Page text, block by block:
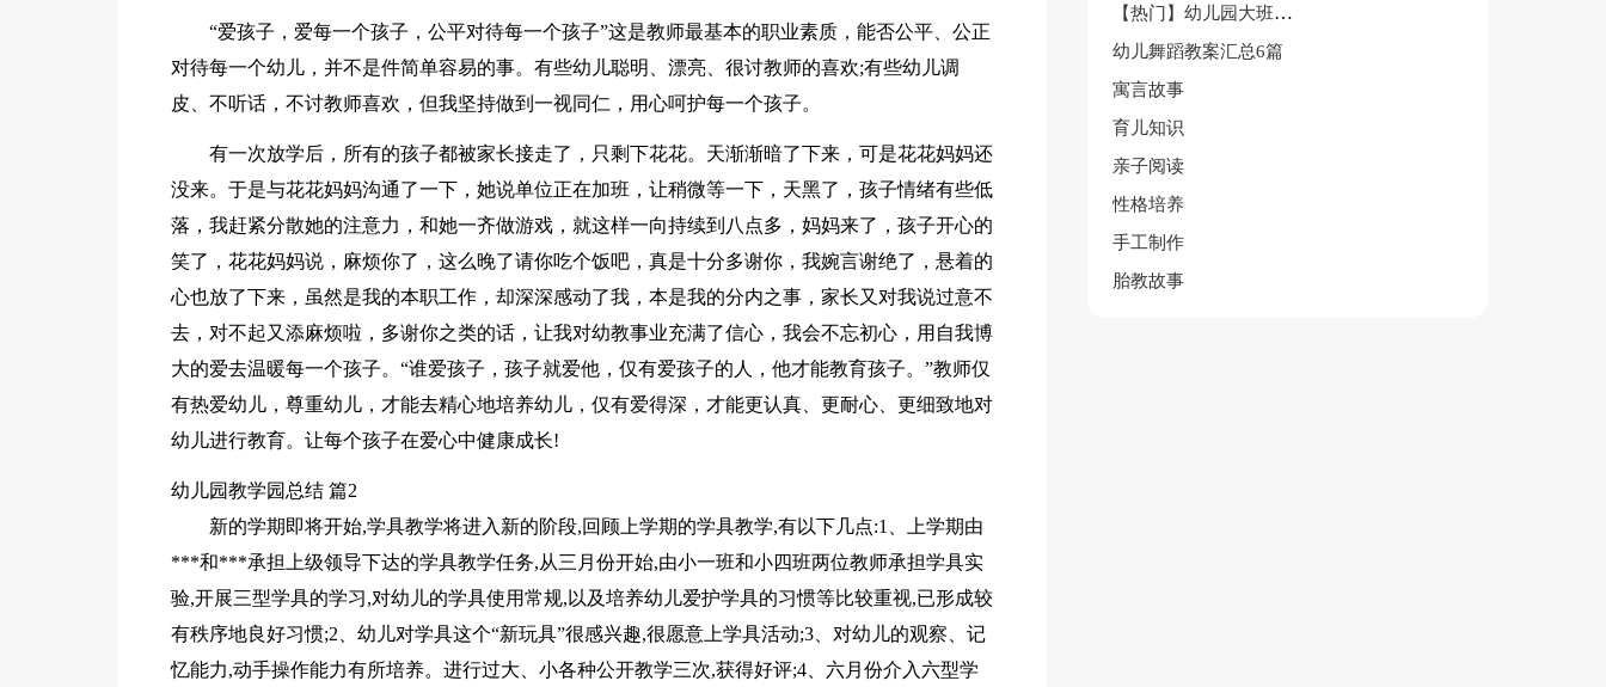
“爱孩子，爱每一个孩子，公平对待每一个孩子”这是教师最基本的职业素质，能否公平、公正
对待每一个幼儿，并不是件简单容易的事。有些幼儿聪明、漂亮、很讨教师的喜欢;有些幼儿调
皮、不听话，不讨教师喜欢，但我坚持做到一视同仁，用心呵护每一个孩子。
有一次放学后，所有的孩子都被家长接走了，只剩下花花。天渐渐暗了下来，可是花花妈妈还
没来。于是与花花妈妈沟通了一下，她说单位正在加班，让稍微等一下，天黑了，孩子情绪有些低
落，我赶紧分散她的注意力，和她一齐做游戏，就这样一向持续到八点多，妈妈来了，孩子开心的
笑了，花花妈妈说，麻烦你了，这么晚了请你吃个饭吧，真是十分多谢你，我婉言谢绝了，悬着的
心也放了下来，虽然是我的本职工作，却深深感动了我，本是我的分内之事，家长又对我说过意不
去，对不起又添麻烦啦，多谢你之类的话，让我对幼教事业充满了信心，我会不忘初心，用自我博
大的爱去温暖每一个孩子。“谁爱孩子，孩子就爱他，仅有爱孩子的人，他才能教育孩子。”教师仅
有热爱幼儿，尊重幼儿，才能去精心地培养幼儿，仅有爱得深，才能更认真、更耐心、更细致地对
幼儿进行教育。让每个孩子在爱心中健康成长!
幼儿园教学园总结 篇2
新的学期即将开始,学具教学将进入新的阶段,回顾上学期的学具教学,有以下几点:1、上学期由
***和***承担上级领导下达的学具教学任务,从三月份开始,由小一班和小四班两位教师承担学具实
验,开展三型学具的学习,对幼儿的学具使用常规,以及培养幼儿爱护学具的习惯等比较重视,已形成较
有秩序地良好习惯;2、幼儿对学具这个“新玩具”很感兴趣,很愿意上学具活动;3、对幼儿的观察、记
忆能力,动手操作能力有所培养。进行过大、小各种公开教学三次,获得好评;4、六月份介入六型学
【热门】幼儿园大班音乐教案范文集锦七篇
幼儿舞蹈教案汇总6篇
寓言故事
育儿知识
亲子阅读
性格培养
手工制作
胎教故事